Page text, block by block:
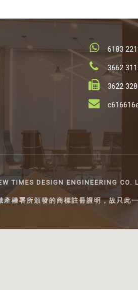
6183
3662
3622
TIMES DESIGN ENGINEERING
權署所頒發的商標註冊證明，故只此